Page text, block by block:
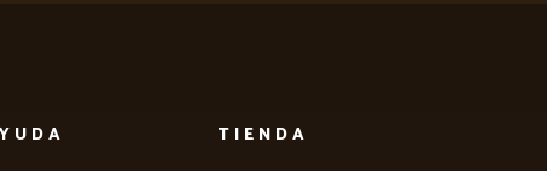
TIENDA